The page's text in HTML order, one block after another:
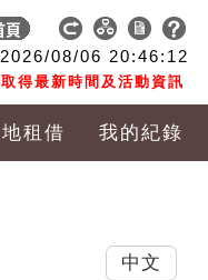
2026/08/06 20:46:12
得最新時間及活動資訊
租借 我的紀錄